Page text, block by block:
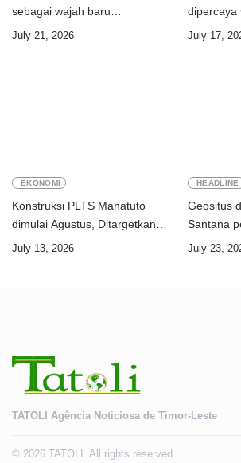
sebagai wajah baru
July 21, 2026
dipercaya
ekspor
July 17,
EKONOMI
Konstruksi PLTS Manatuto
dimulai Agustus, Ditargetkan
July 13, 2026
HEADLINE
Geositus
Santana
Timor-
July 23,
TATOLI Agência Noticiosa de Timor-Leste
© 2026 TATOLI. All rights reserved.